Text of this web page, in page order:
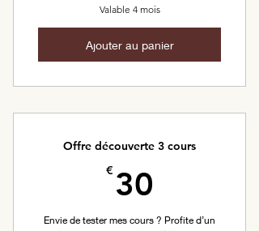
Valable 4 mois
Ajouter au panier
Offre découverte 3 cours
€ 30
Envie de tester mes cours ? Profite d’un